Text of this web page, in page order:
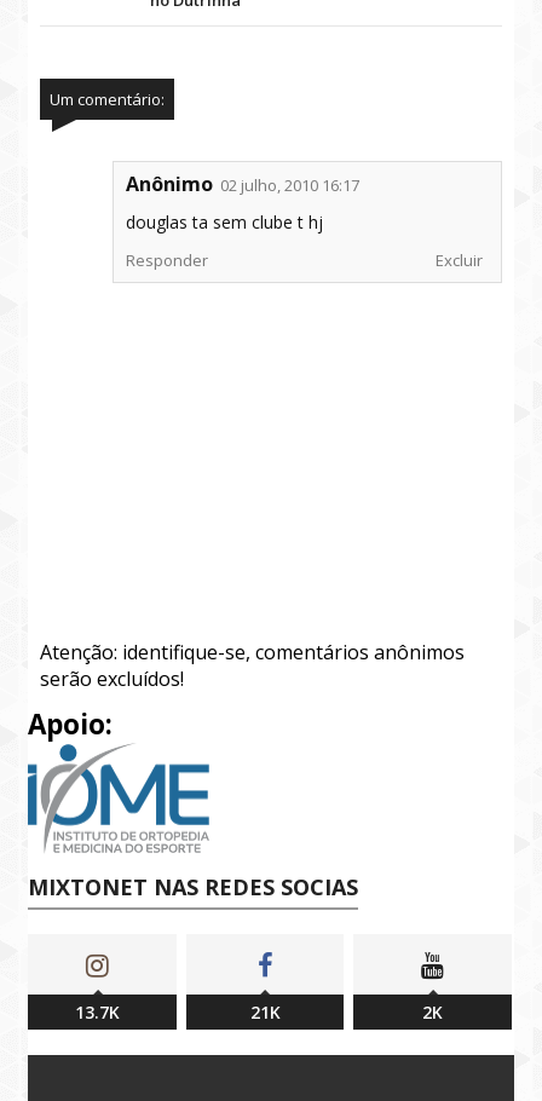
Um comentário:
Anônimo 02 julho, 2010 16:17
douglas ta sem clube t hj
Responder Excluir
Atenção: identifique-se, comentários anônimos
serão excluídos!
Apoio:
MIXTONET NAS REDES SOCIAS
13.7K 21K 2K